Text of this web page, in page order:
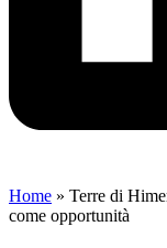
Home » Terre di
come opportunità